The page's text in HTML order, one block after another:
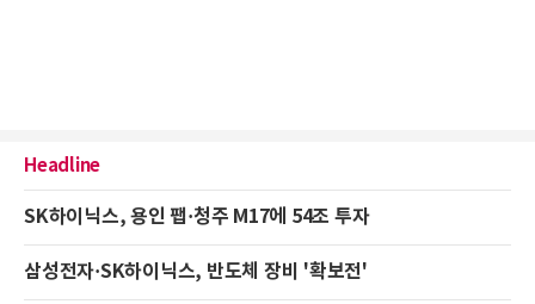
Headline
SK하이닉스, 용인 팹·청주 M17에 54조 투자
삼성전자·SK하이닉스, 반도체 장비 '확보전'